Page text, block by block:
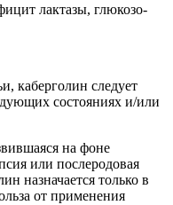
лактазы, глюкозо-
каберголин следует
состояниях и/или
на фоне
или послеродовая
назначается только в
от применения